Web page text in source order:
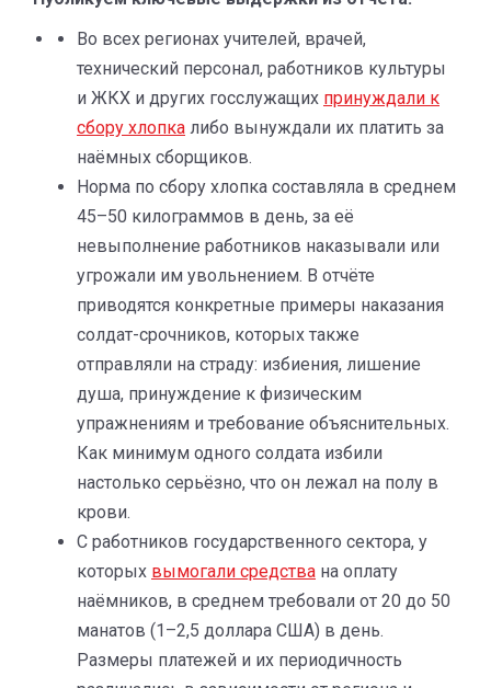
Во всех регионах учителей, врачей,
технический персонал, работников культуры
и ЖКХ и других госслужащих принуждали к
сбору хлопка либо вынуждали их платить за
наёмных сборщиков.
Норма по сбору хлопка составляла в среднем
45–50 килограммов в день, за её
невыполнение работников наказывали или
угрожали им увольнением. В отчёте
приводятся конкретные примеры наказания
солдат-срочников, которых также
отправляли на страду: избиения, лишение
душа, принуждение к физическим
упражнениям и требование объяснительных.
Как минимум одного солдата избили
настолько серьёзно, что он лежал на полу в
крови.
С работников государственного сектора, у
которых вымогали средства на оплату
наёмников, в среднем требовали от 20 до 50
манатов (1–2,5 доллара США) в день.
Размеры платежей и их периодичность